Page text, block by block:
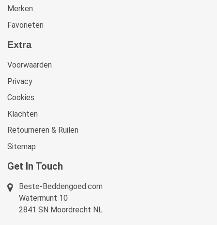
Merken
Favorieten
Extra
Voorwaarden
Privacy
Cookies
Klachten
Retourneren & Ruilen
Sitemap
Get In Touch
Beste-Beddengoed.com
Watermunt 10
2841 SN Moordrecht NL